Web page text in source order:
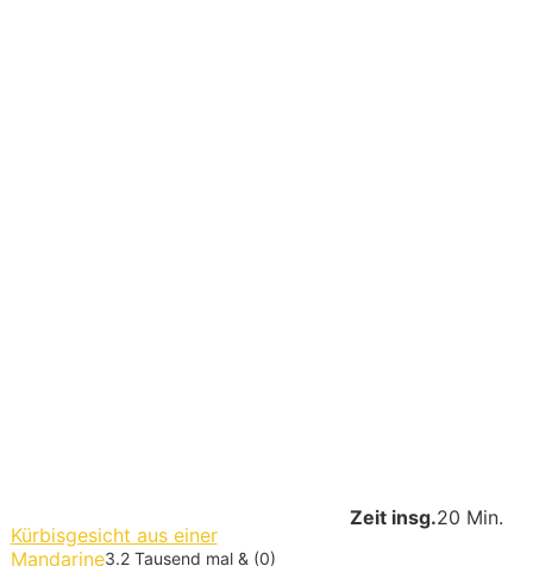
Zeit insg.20 Min.
Kürbisgesicht aus einer
Mandarine3.2 Tausend mal & (0)